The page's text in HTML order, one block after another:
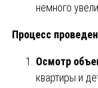
немного
Процесс
Осмотр
квартиры и